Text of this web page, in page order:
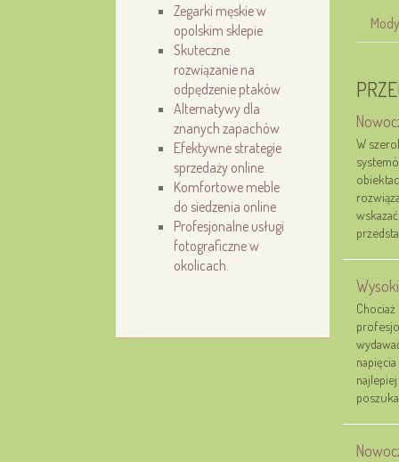
Zegarki męskie w
opolskim sklepie
Skuteczne
rozwiązanie na
odpędzenie ptaków
Alternatywy dla
znanych zapachów
Efektywne strategie
sprzedaży online.
Komfortowe meble
do siedzenia online
Profesjonalne usługi
fotograficzne w
okolicach.
W